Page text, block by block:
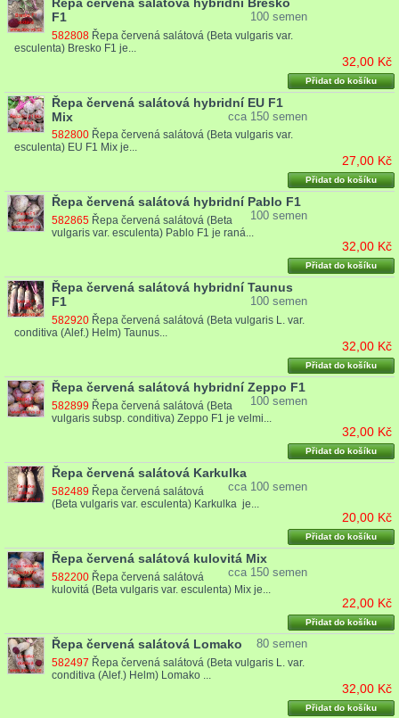
F1
100 semen
582808 Řepa červená salátová (Beta vulgaris var.
esculenta) Bresko F1 je...
32,00 Kč
Přidat do košíku
Řepa červená salátová hybridní EU F1
Mix
cca 150 semen
582800 Řepa červená salátová (Beta vulgaris var.
esculenta) EU F1 Mix je...
27,00 Kč
Přidat do košíku
Řepa červená salátová hybridní Pablo F1
100 semen
582865 Řepa červená salátová (Beta
vulgaris var. esculenta) Pablo F1 je raná...
32,00 Kč
Přidat do košíku
Řepa červená salátová hybridní Taunus
F1
100 semen
582920 Řepa červená salátová (Beta vulgaris L. var.
conditiva (Alef.) Helm) Taunus...
32,00 Kč
Přidat do košíku
Řepa červená salátová hybridní Zeppo F1
100 semen
582899 Řepa červená salátová (Beta
vulgaris subsp. conditiva) Zeppo F1 je velmi...
32,00 Kč
Přidat do košíku
Řepa červená salátová Karkulka
cca 100 semen
582489 Řepa červená salátová
(Beta vulgaris var. esculenta) Karkulka je...
20,00 Kč
Přidat do košíku
Řepa červená salátová kulovitá Mix
cca 150 semen
582200 Řepa červená salátová
kulovitá (Beta vulgaris var. esculenta) Mix je...
22,00 Kč
Přidat do košíku
Řepa červená salátová Lomako 80 semen
582497 Řepa červená salátová (Beta vulgaris L. var.
conditiva (Alef.) Helm) Lomako ...
32,00 Kč
Přidat do košíku